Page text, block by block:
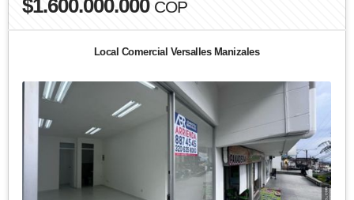
$1.600.000.000 COP
Local Comercial Versalles Manizales